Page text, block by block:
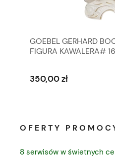
GOEBEL GERHARD
FIGURA KAWALERA#
350,00 zł
OFERTY
8 serwisów w świetnych